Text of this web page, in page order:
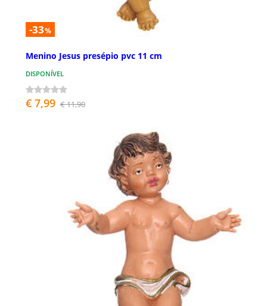
-33%
Menino Jesus presépio pvc 11 cm
DISPONÍVEL
€ 7,99 € 11,90